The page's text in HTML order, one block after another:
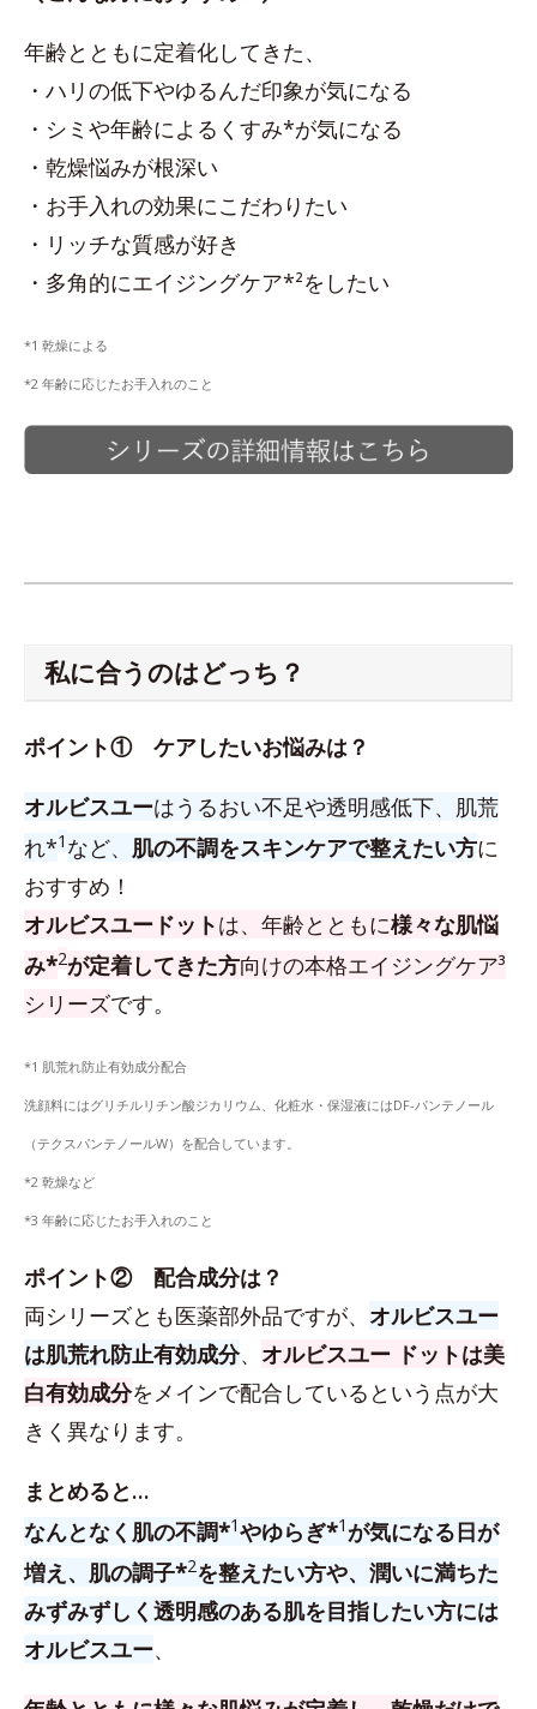
年齢とともに定着化してきた、
・ハリの低下やゆるんだ印象が気になる
・シミや年齢によるくすみ*が気になる
・乾燥悩みが根深い
・お手入れの効果にこだわりたい
・リッチな質感が好き
・多角的にエイジングケア*²をしたい
*1 乾燥による
*2 年齢に応じたお手入れのこと
私に合うのはどっち？
ポイント① ケアしたいお悩みは？
オルビスユーはうるおい不足や透明感低下、肌荒
れ*1 など、 肌の不調をスキンケアで整えたい方に
おすすめ！
オルビスユードットは、年齢とともに様々な肌悩
み*2が定着してきた方向けの本格エイジングケア³
シリーズです。
*1 肌荒れ防止有効成分配合
洗顔料にはグリチルリチン酸ジカリウム、化粧水・保湿液にはDF-パンテノール
（テクスパンテノールW）を配合しています。
*2 乾燥など
*3 年齢に応じたお手入れのこと
ポイント② 配合成分は？
両シリーズとも医薬部外品ですが、 オルビスユー
は肌荒れ防止有効成分、 オルビスユー ドットは美
白有効成分をメインで配合しているという点が大
きく異なります。
まとめると…
なんとなく肌の不調*1やゆらぎ*1 が気になる日が
増え、肌の調子*2を整えたい方や、潤いに満ちた
みずみずしく透明感のある肌を目指したい方には
オルビスユー、